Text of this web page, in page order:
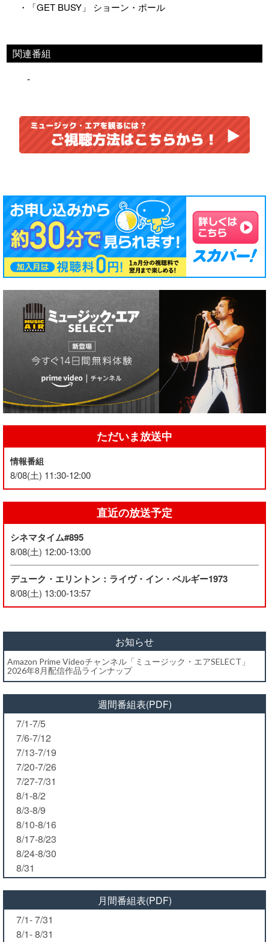
・「GET BUSY」 ショーン・ポール
関連番組
-
ただいま放送中
情報番組
8/08(土) 11:30-12:00
直近の放送予定
シネマタイム#895
8/08(土) 12:00-13:00
デューク・エリントン：ライヴ・イン・ベルギー1973
8/08(土) 13:00-13:57
お知らせ
Amazon Prime Videoチャンネル「ミュージック・エアSELECT」
2026年8月配信作品ラインナップ
週間番組表(PDF)
7/1-7/5
7/6-7/12
7/13-7/19
7/20-7/26
7/27-7/31
8/1-8/2
8/3-8/9
8/10-8/16
8/17-8/23
8/24-8/30
8/31
月間番組表(PDF)
7/1- 7/31
8/1- 8/31